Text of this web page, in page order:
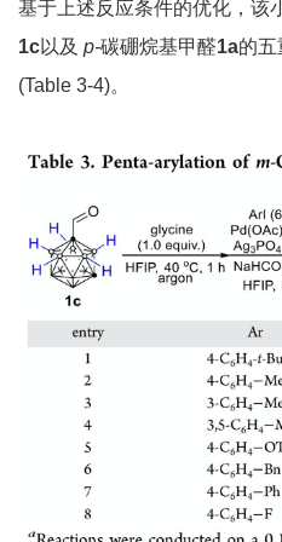
基于上述反应条件的优化，该
1c以及 p-碳硼烷基甲醛1a的五
(Table 3-4)。